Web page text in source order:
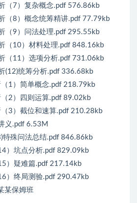
（7）复杂概念.pdf 576.86kb
（8）概念统筹精讲.pdf 77.79kb
（9）问法处理.pdf 295.55kb
（10）材料处理.pdf 848.16kb
（11）选项分析.pdf 731.06kb
(12)统筹分析.pdf 336.68kb
1）简单概念.pdf 218.79kb
2）四则运算.pdf 89.02kb
3）截位和速算.pdf 210.28kb
义.pdf 6.53M
特殊问法总结.pdf 846.86kb
）坑点分析.pdf 829.09kb
）疑难篇.pdf 217.14kb
）终局测验.pdf 290.47kb
某保姆班